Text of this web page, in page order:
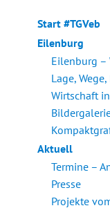
Start #TGVeb
Eilenburg
Eilenburg
Lage,
Wirtschaft
Aktuell
Termine –
Presse
Projekte